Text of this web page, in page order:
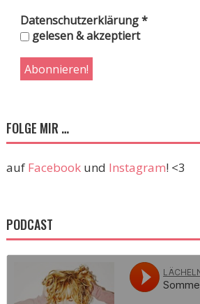
Datenschutzerklärung*
gelesen & akzeptiert
FOLGE MIR …
auf Facebookund Instagram! <3
PODCAST